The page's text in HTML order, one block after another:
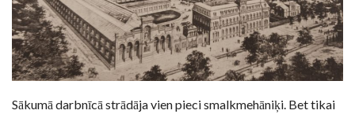
Sākumā darbnīcā strādāja vien pieci smalkmehāniķi. Bet tikai